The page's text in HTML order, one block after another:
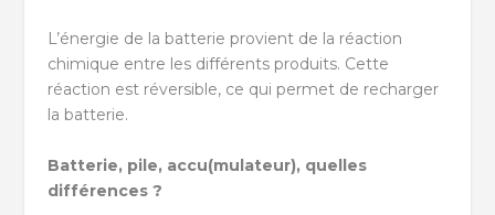
L’énergie de la batterie provient de la réaction
chimique entre les différents produits. Cette
réaction est réversible, ce qui permet de recharger
la batterie.
Batterie, pile, accu(mulateur), quelles
différences ?